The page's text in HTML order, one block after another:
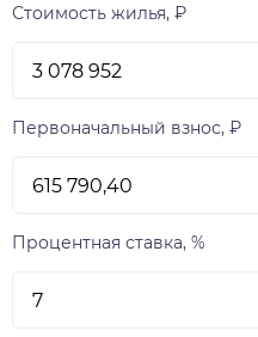
Стоимость жилья, ₽
Первоначальный взнос, ₽
Процентная ставка, %